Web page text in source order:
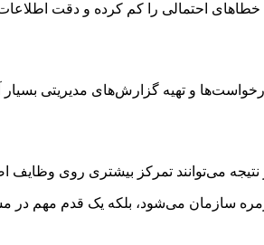
احتمالی را کم کرده و دقت
و تهیه گزارش‌های مدیریتی
می‌توانند تمرکز بیشتری روی وظایف
سازمان می‌شود، بلکه یک قدم مهم